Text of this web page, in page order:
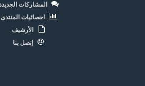
المشاركات الجديدة
احصائيات المنتدى
الأرشيف
إتصل بنا